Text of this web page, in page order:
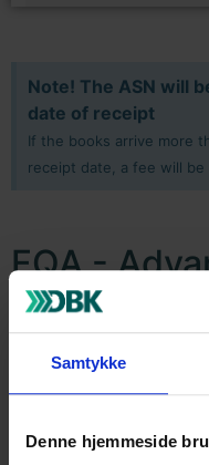
Samtykke
Denne hjemmeside
Note! The ASN will
date of receipt
If the books arrive more
receipt date, a fee will
FQA -
notice (ASN)
I'm not quite
arrive?
shipment?